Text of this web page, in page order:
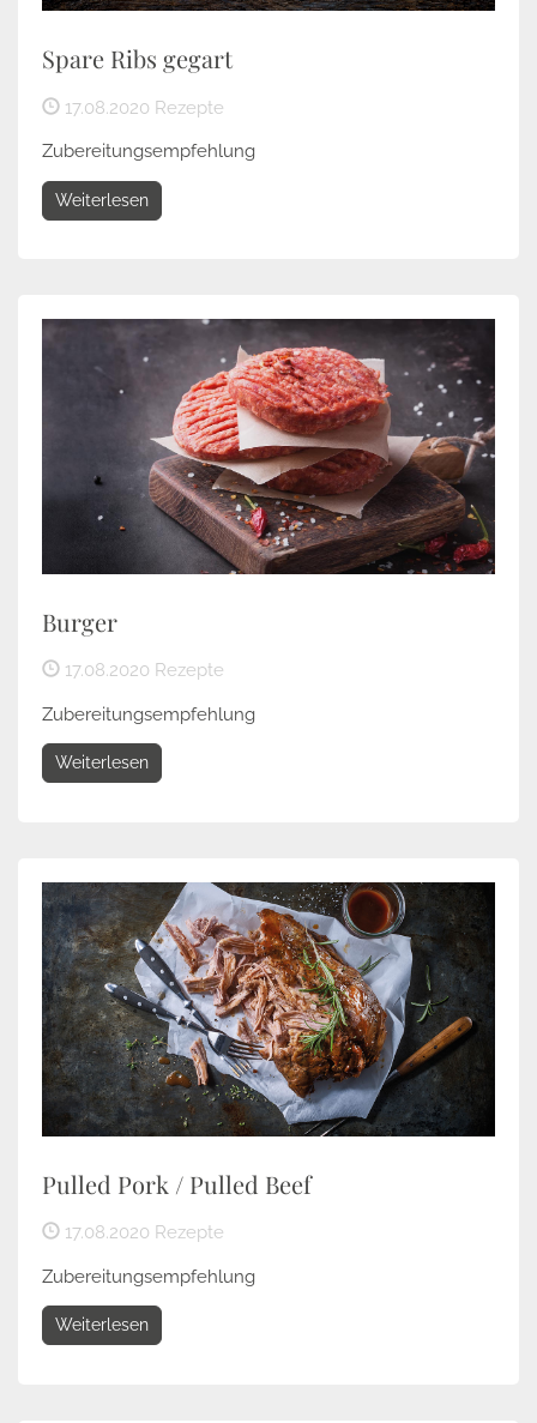
Spare Ribs gegart
17.08.2020 Rezepte
Zubereitungsempfehlung
Weiterlesen
Burger
17.08.2020 Rezepte
Zubereitungsempfehlung
Weiterlesen
Pulled Pork / Pulled Beef
17.08.2020 Rezepte
Zubereitungsempfehlung
Weiterlesen